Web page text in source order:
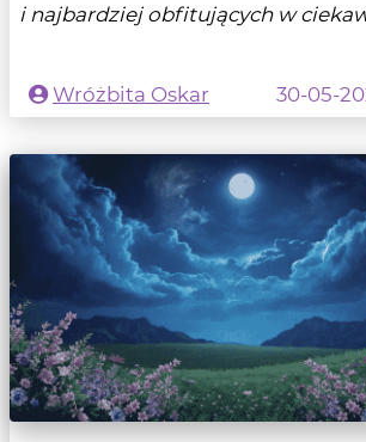
i najbardziej obfitujących w
Wróżbita Oskar
30-05-